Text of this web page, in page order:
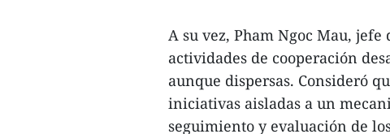
A su vez, Pham Ngoc Mau,
actividades de cooperación
aunque dispersas. Consideró
iniciativas aisladas a un
seguimiento y evaluación de